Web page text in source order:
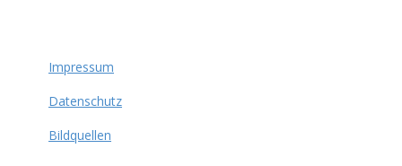
Impressum
Datenschutz
Bildquellen